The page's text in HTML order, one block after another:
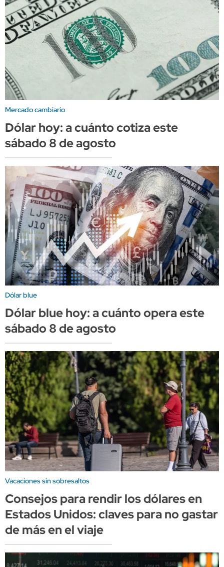
Mercado cambiario
Dólar hoy: a cuánto cotiza este
sábado 8 de agosto
Dólar blue
Dólar blue hoy: a cuánto opera este
sábado 8 de agosto
Vacaciones sin sobresaltos
Consejos para rendir los dólares en
Estados Unidos: claves para no gastar
de más en el viaje